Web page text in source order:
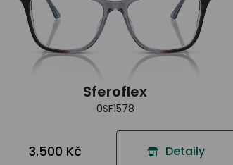
Sferoflex
0SF1578
3.500 Kč Detaily